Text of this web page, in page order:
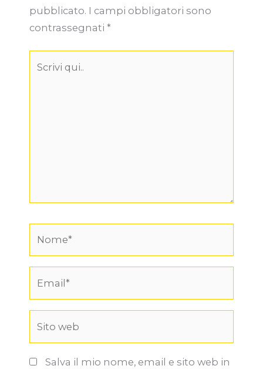
pubblicato. I campi obbligatori sono
contrassegnati *
Salva il mio nome, email e sito web in